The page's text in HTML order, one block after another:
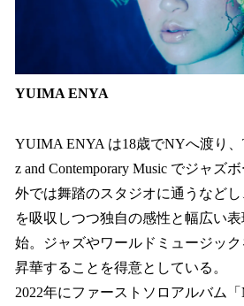
YUIMA ENYA
YUIMA ENYA は18歳でNYへ渡り、
z and Contemporary Music でジャズ
外では舞踏のスタジオに通うなど
を吸収しつつ独自の感性と幅広い
始。ジャズやワールドミュージッ
昇華することを得意としている。
2022年にファーストソロアルバム